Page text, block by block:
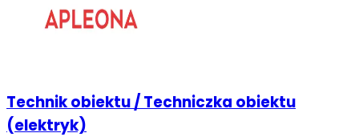
Technik obiektu / Techniczka obiektu
(elektryk)